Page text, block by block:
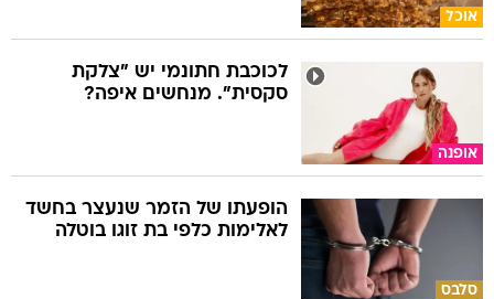
אוכל
אופנה
לכוכבת חתונמי יש "צלקת
סקסית". מנחשים איפה?
סלבס
הופעתו של הזמר שנעצר בחשד
לאלימות כלפי בת זוגו בוטלה